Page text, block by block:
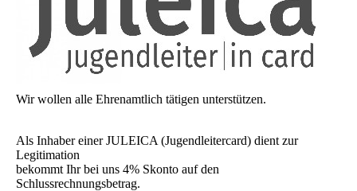
Wir wollen alle Ehrenamtlich tätigen unterstützen.
Als Inhaber einer JULEICA (Jugendleitercard) dient zur
Legitimation
bekommt Ihr bei uns 4% Skonto auf den
Schlussrechnungsbetrag.